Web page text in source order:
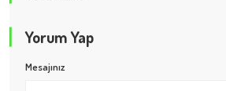
Yorum Yap
Mesajınız